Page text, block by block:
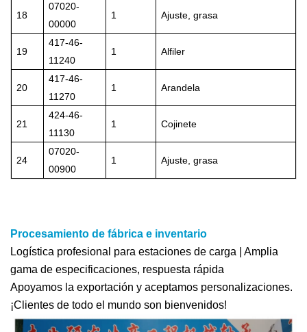
18
07020-
00000
1 Ajuste, grasa
19
417-46-
11240
1 Alfiler
20
417-46-
11270
1 Arandela
21
424-46-
11130
1 Cojinete
24
07020-
00900
1 Ajuste, grasa
Procesamiento de fábrica e inventario
Logística profesional para estaciones de carga | Amplia
gama de especificaciones, respuesta rápida
Apoyamos la exportación y aceptamos personalizaciones.
¡Clientes de todo el mundo son bienvenidos!